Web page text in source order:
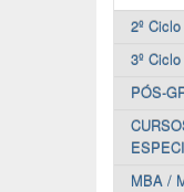
2º
3º
PÓS-
MBA /